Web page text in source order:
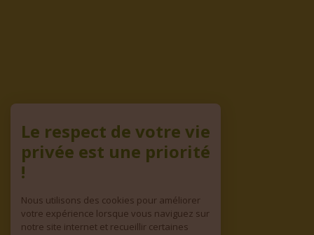
Le respect de votre vie
privée est une priorité
!
Nous utilisons des cookies pour améliorer
votre expérience lorsque vous naviguez sur
notre site internet et recueillir certaines